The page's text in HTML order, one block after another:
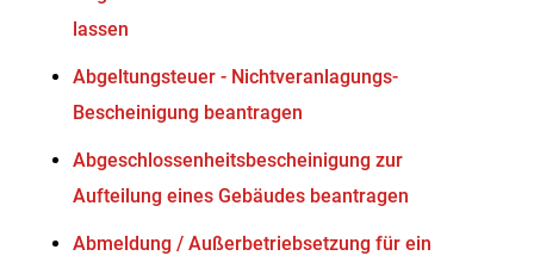
lassen
Abgeltungsteuer - Nichtveranlagungs-
Bescheinigung beantragen
Abgeschlossenheitsbescheinigung zur
Aufteilung eines Gebäudes beantragen
Abmeldung / Außerbetriebsetzung für ein